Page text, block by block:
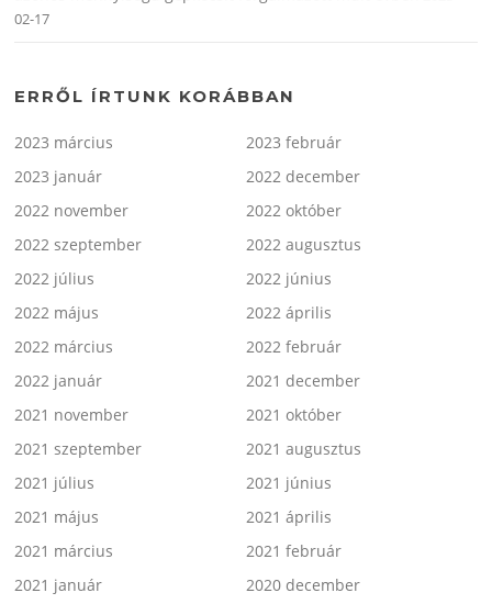
02-17
ERRŐL ÍRTUNK KORÁBBAN
2023 március
2023 február
2023 január
2022 december
2022 november
2022 október
2022 szeptember
2022 augusztus
2022 július
2022 június
2022 május
2022 április
2022 március
2022 február
2022 január
2021 december
2021 november
2021 október
2021 szeptember
2021 augusztus
2021 július
2021 június
2021 május
2021 április
2021 március
2021 február
2021 január
2020 december